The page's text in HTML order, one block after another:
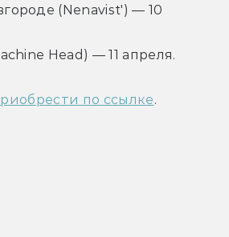
(Nenavist') — 10
Head) — 11 апреля.
по ссылке.